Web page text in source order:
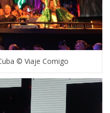
© Viaje Comigo